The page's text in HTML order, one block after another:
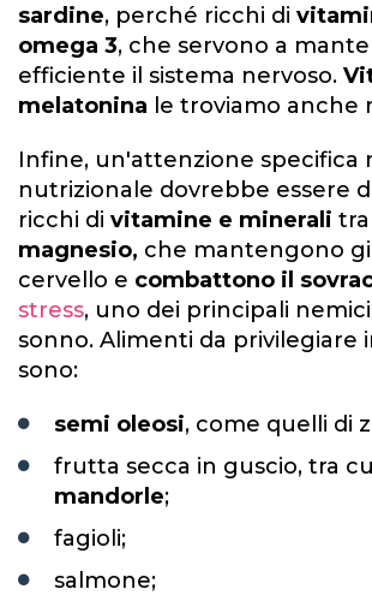
sardine, perché ricchi di
omega 3, che servono a
efficiente il sistema nervoso.
melatonina le troviamo anche
Infine, un'attenzione specifica
nutrizionale dovrebbe essere
ricchi di vitamine e minerali
magnesio, che mantengono
cervello e combattono il
stress, uno dei principali
sonno. Alimenti da privilegiare
sono:
semi oleosi, come quelli di
frutta secca in guscio, tra
mandorle;
fagioli;
salmone;